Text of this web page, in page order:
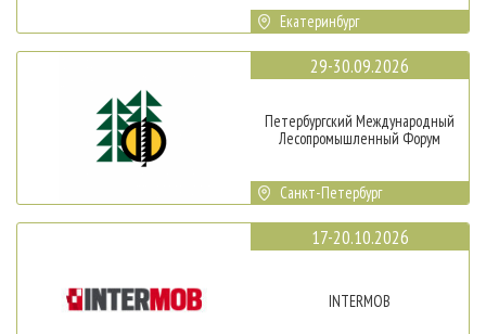
Екатеринбург
29-30.09.2026
Петербургский Международный
Лесопромышленный Форум
Санкт-Петербург
17-20.10.2026
INTERMOB